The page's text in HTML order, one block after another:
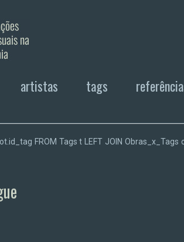
artistas tags
FROM Tags t LEFT JOIN